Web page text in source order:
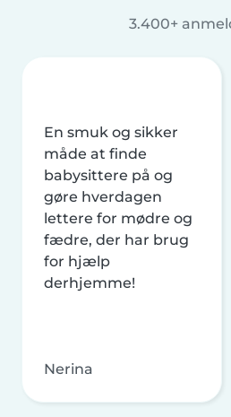
3.400+
En smuk og sikker
måde at finde
babysittere på og
gøre hverdagen
lettere for mødre og
fædre, der har brug
for hjælp
derhjemme!
Nerina